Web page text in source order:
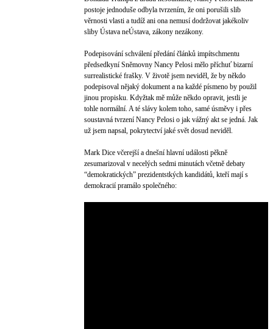
postoje jednoduše odbyla tvrzením, že oni porušili slib
věrnosti vlasti a tudíž ani ona nemusí dodržovat jakékoliv
sliby Ústava neÚstava, zákony nezákony.
Podepisování schválení předání článků impítschmentu
předsedkyní Sněmovny Nancy Pelosi mělo příchuť bizarní
surrealistické frašky. V životě jsem neviděl, že by někdo
podepisoval nějaký dokument a na každé písmeno by použil
jinou propisku. Kdyžtak mě může někdo opravit, jestli je
tohle normální. A té slávy kolem toho, samé úsměvy i přes
soustavná tvrzení Nancy Pelosi o jak vážný akt se jedná. Jak
už jsem napsal, pokrytectví jaké svět dosud neviděl.
Mark Dice včerejší a dnešní hlavní události pěkně
zesumarizoval v necelých sedmi minutách včetně debaty
“demokratických” prezidentstkých kandidátů, kteří mají s
demokracií pramálo společného: